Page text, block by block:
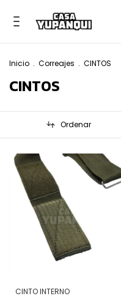
Inicio . Correajes . CINTOS
CINTOS
Ordenar
CINTO INTERNO